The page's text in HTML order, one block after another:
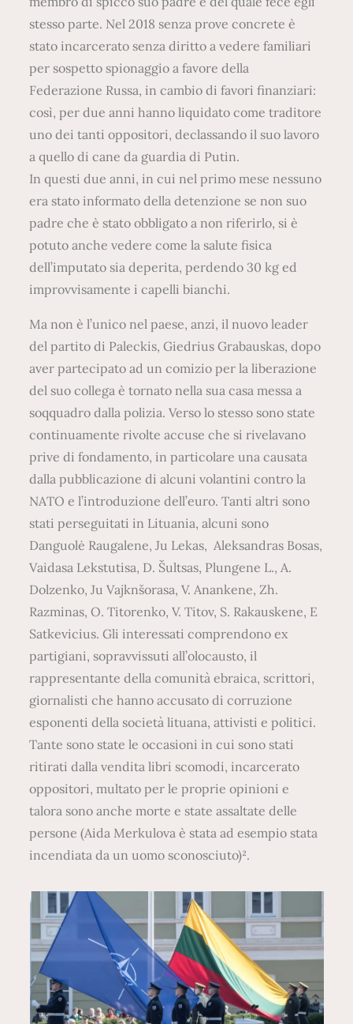
stesso parte. Nel 2018 senza prove concrete è
stato incarcerato senza diritto a vedere familiari
per sospetto spionaggio a favore della
Federazione Russa, in cambio di favori finanziari:
così, per due anni hanno liquidato come traditore
uno dei tanti oppositori, declassando il suo lavoro
a quello di cane da guardia di Putin.
In questi due anni, in cui nel primo mese nessuno
era stato informato della detenzione se non suo
padre che è stato obbligato a non riferirlo, si è
potuto anche vedere come la salute fisica
dell’imputato sia deperita, perdendo 30 kg ed
improvvisamente i capelli bianchi.
Ma non è l’unico nel paese, anzi, il nuovo leader
del partito di Paleckis, Giedrius Grabauskas, dopo
aver partecipato ad un comizio per la liberazione
del suo collega è tornato nella sua casa messa a
soqquadro dalla polizia. Verso lo stesso sono state
continuamente rivolte accuse che si rivelavano
prive di fondamento, in particolare una causata
dalla pubblicazione di alcuni volantini contro la
NATO e l’introduzione dell’euro. Tanti altri sono
stati perseguitati in Lituania, alcuni sono
Danguolė Raugalene, Ju Lekas, Aleksandras Bosas,
Vaidasa Lekstutisa, D. Šultsas, Plungene L., A.
Dolzenko, Ju Vajknšorasa, V. Anankene, Zh.
Razminas, O. Titorenko, V. Titov, S. Rakauskene, E
Satkevicius. Gli interessati comprendono ex
partigiani, sopravvissuti all’olocausto, il
rappresentante della comunità ebraica, scrittori,
giornalisti che hanno accusato di corruzione
esponenti della società lituana, attivisti e politici.
Tante sono state le occasioni in cui sono stati
ritirati dalla vendita libri scomodi, incarcerato
oppositori, multato per le proprie opinioni e
talora sono anche morte e state assaltate delle
persone (Aida Merkulova è stata ad esempio stata
incendiata da un uomo sconosciuto)².